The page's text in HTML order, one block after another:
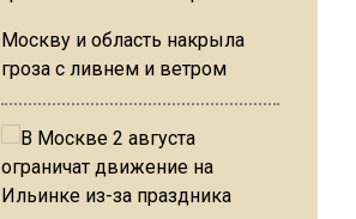
Москву и область накрыла
гроза с ливнем и ветром